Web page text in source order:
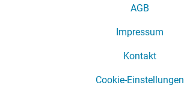
AGB
Impressum
Kontakt
Cookie-Einstellungen